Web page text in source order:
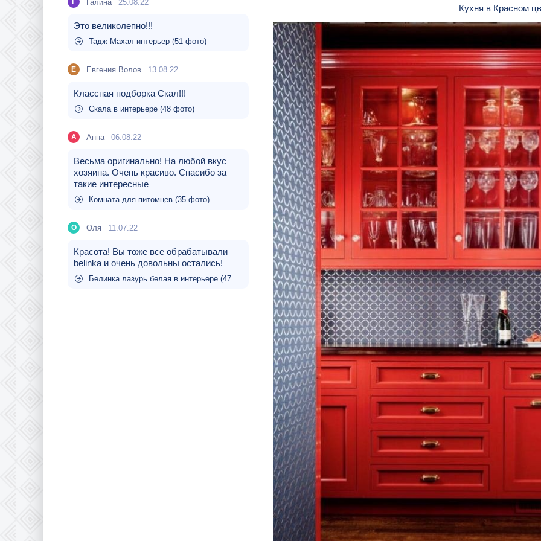
Галина 25.08.22
Это великолепно!!!
Тадж Махал интерьер (51 фото)
Е Евгения Волов 13.08.22
Классная подборка Скал!!!
Скала в интерьере (48 фото)
A Aнна 06.08.22
Весьма оригинально! На любой вкус
хозяина. Очень красиво. Спасибо за
такие интересные
Комната для питомцев (35 фото)
О Оля 11.07.22
Красота! Вы тоже все обрабатывали
belinka и очень довольны остались!
Белинка лазурь белая в интерьере (47 фото)
Кухня в Красном